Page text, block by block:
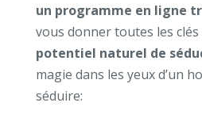
un programme en ligne
vous donner toutes les
potentiel naturel de
magie dans les yeux d’un
séduire: